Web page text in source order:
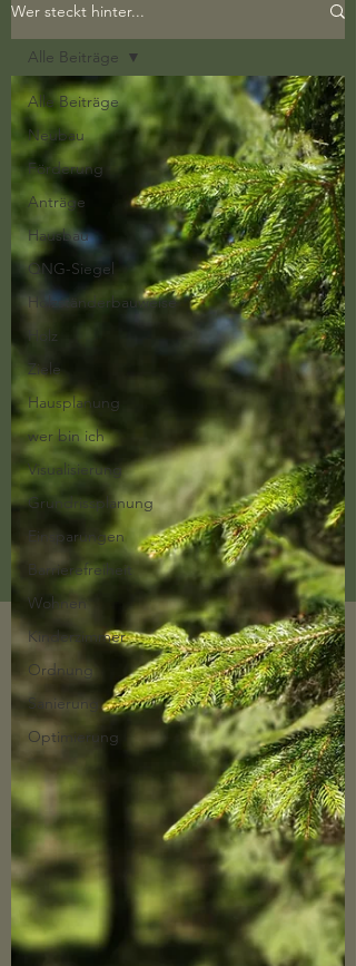
Wer steckt hinter...
Alle Beiträge
Neubau
Förderung
Anträge
Hausbau
QNG-Siegel
Holzständerbauweise
Holz
Ziele
Hausplanung
wer bin ich
Visualisierung
Grundrissplanung
Einsparungen
Barrierefreiheit
Wohnen
Kinderzimmer
Ordnung
Sanierung
Optimierung
Alle Beiträge